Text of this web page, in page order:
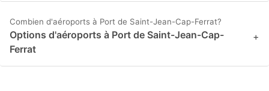
Combien d'aéroports à Port de Saint-Jean-Cap-Ferrat?
Options d'aéroports à Port de Saint-Jean-Cap-
Ferrat
+